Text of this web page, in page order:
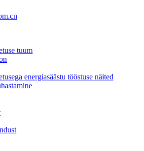
tuum
energiasäästu tööstuse näited